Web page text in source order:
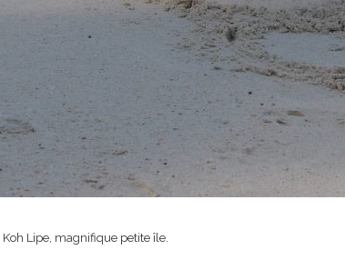
Lipe, magnifique petite île.